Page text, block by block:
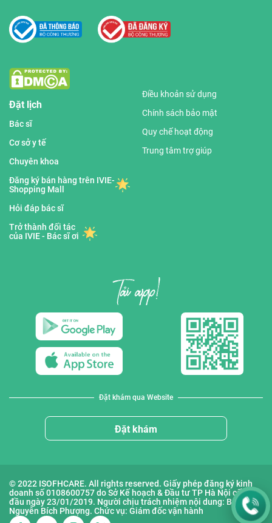
Đặt lịch
Bác sĩ
Cơ sở y tế
Chuyên khoa
Đăng ký bán hàng trên IVIE-
Shopping Mall
Hỏi đáp bác sĩ
Trở thành đối tác
của IVIE - Bác sĩ ơi
Điều khoản sử dụng
Chính sách bảo mật
Quy chế hoạt động
Trung tâm trợ giúp
Đặt khám qua Website
Đặt khám
© 2022 ISOFHCARE. All rights reserved. Giấy phép đăng ký kinh
doanh số 0108600757 do Sở Kế hoạch & Đầu tư TP Hà Nội cấp lần
đầu ngày 23/01/2019. Người chịu trách nhiệm nội dung: Bà
Nguyễn Bích Phượng. Chức vụ: Giám đốc vận hành